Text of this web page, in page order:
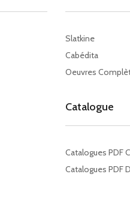
Slatkine
Cabédita
Oeuvres
Catalogue
Catalogues PDF
Catalogues PDF